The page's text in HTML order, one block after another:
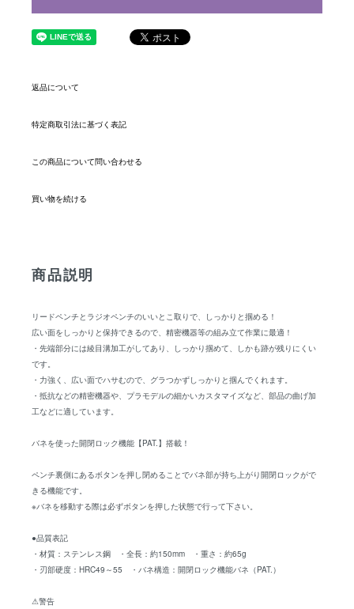
返品について
特定商取引法に基づく表記
この商品について問い合わせる
買い物を続ける
商品説明
リードペンチとラジオペンチのいいとこ取りで、しっかりと掴める！
広い面をしっかりと保持できるので、精密機器等の組み立て作業に最適！
・先端部分には綾目溝加工がしてあり、しっかり掴めて、しかも跡が残りにくい
です。
・力強く、広い面でハサむので、グラつかずしっかりと掴んでくれます。
・抵抗などの精密機器や、プラモデルの細かいカスタマイズなど、部品の曲げ加
工などに適しています。
バネを使った開閉ロック機能【PAT.】搭載！
ペンチ裏側にあるボタンを押し閉めることでバネ部が持ち上がり開閉ロックがで
きる機能です。
※バネを移動する際は必ずボタンを押した状態で行って下さい。
●品質表記
・材質：ステンレス鋼 ・全長：約150mm ・重さ：約65g
・刃部硬度：HRC49～55 ・バネ構造：開閉ロック機能バネ（PAT.）
⚠警告